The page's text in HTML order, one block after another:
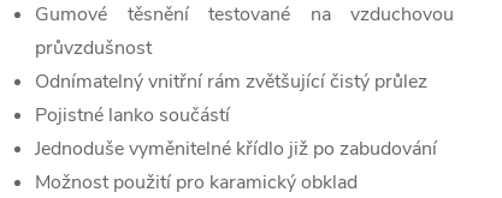
Gumové těsnění testované na vzduchovou
průvzdušnost
Odnímatelný vnitřní rám zvětšující čistý průlez
Pojistné lanko součástí
Jednoduše vyměnitelné křídlo již po zabudování
Možnost použití pro karamický obklad